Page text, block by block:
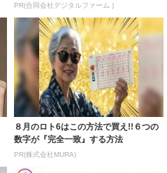
PR(合同会社デジタルファーム )
８月のロト6はこの方法で買え!!６つの
数字が『完全一致』する方法
PR(株式会社MURA)